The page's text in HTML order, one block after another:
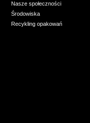
Nasze społeczności
Środowiska
Recykling opakowań